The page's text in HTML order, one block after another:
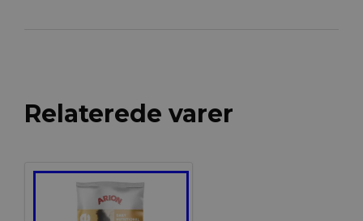
Relaterede varer